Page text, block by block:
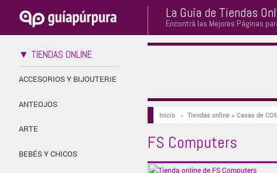
La Guía de Tiendas
Encontrá las Mejores Páginas
▼ TIENDAS ONLINE
ACCESORIOS Y BIJOUTERIE
ANTEOJOS
ARTE
BEBÉS Y CHICOS
Inicio> Tiendas online > Casas de
FS Computers